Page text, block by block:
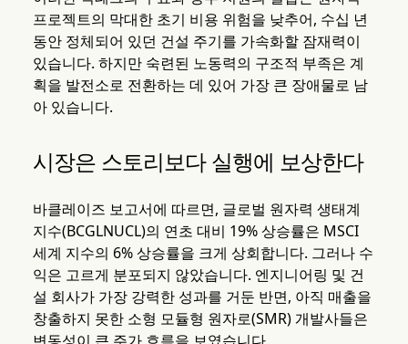
프로젝트의 막대한 초기 비용 위험을 낮추어, 수십 년
동안 정체되어 있던 건설 주기를 가속화할 잠재력이
있습니다. 하지만 숙련된 노동력의 구조적 부족은 계
획을 발전소로 전환하는 데 있어 가장 큰 장애물로 남
아 있습니다.
시장은 스토리보다 실행에 보상한다
바클레이즈 보고서에 따르면, 글로벌 원자력 생태계
지수(BCGLNUCL)의 연초 대비 19% 상승률은 MSCI
세계 지수의 6% 상승률을 크게 상회합니다. 그러나 수
익은 고르게 분포되지 않았습니다. 엔지니어링 및 건
설 회사가 가장 강력한 성과를 거둔 반면, 아직 매출을
창출하지 못한 소형 모듈형 원자로(SMR) 개발사들은